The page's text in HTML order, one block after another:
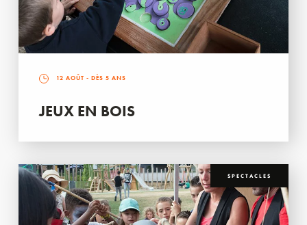
12 AOÛT - DÈS 5 ANS
JEUX EN BOIS
SPECTACLES